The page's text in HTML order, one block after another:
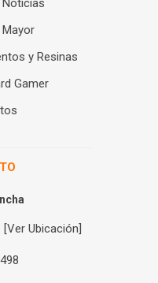
y Resinas
Gamer
[Ver Ubicación]